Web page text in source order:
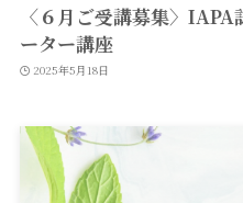
〈６月ご受講募集〉
ーター講座
2025年5月18日